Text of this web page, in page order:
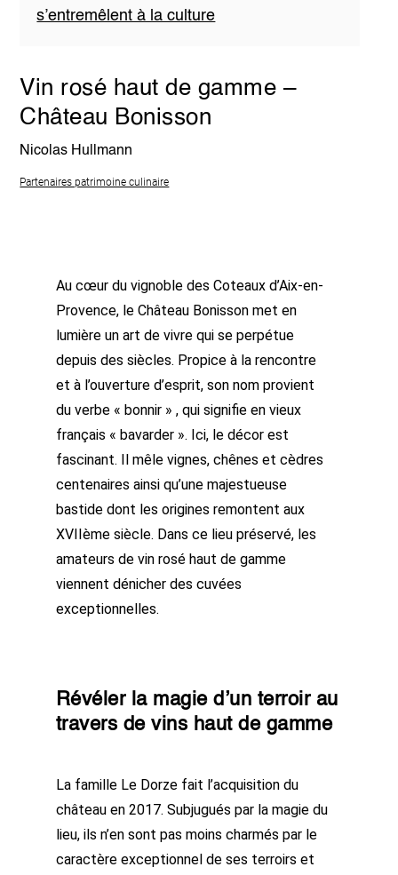
s’entremêlent à la culture
Vin rosé haut de gamme –
Château Bonisson
Nicolas Hullmann
Partenaires patrimoine culinaire
Au cœur du vignoble des Coteaux d’Aix-en-
Provence, le Château Bonisson met en
lumière un art de vivre qui se perpétue
depuis des siècles. Propice à la rencontre
et à l’ouverture d’esprit, son nom provient
du verbe « bonnir » , qui signifie en vieux
français « bavarder ». Ici, le décor est
fascinant. Il mêle vignes, chênes et cèdres
centenaires ainsi qu’une majestueuse
bastide dont les origines remontent aux
XVIIème siècle. Dans ce lieu préservé, les
amateurs de vin rosé haut de gamme
viennent dénicher des cuvées
exceptionnelles.
Révéler la magie d’un terroir au
travers de vins haut de gamme
La famille Le Dorze fait l’acquisition du
château en 2017. Subjugués par la magie du
lieu, ils n’en sont pas moins charmés par le
caractère exceptionnel de ses terroirs et